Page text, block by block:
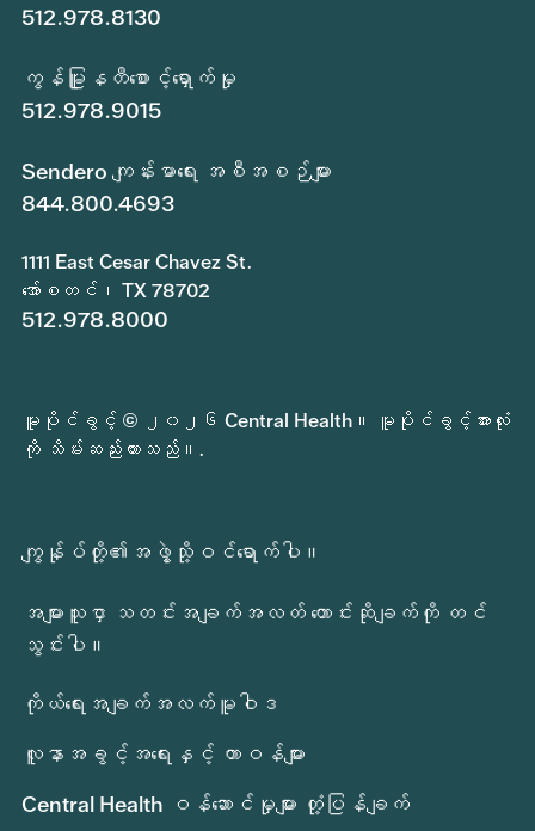
512.978.8130
ကွန်မြူနတီစောင့်ရှောက်မှု
512.978.9015
Sendero ကျန်းမာရေး အစီအစဉ်များ
844.800.4693
1111 East Cesar Chavez St.
အော်စတင်၊ TX 78702
512.978.8000
မူပိုင်ခွင့် © ၂၀၂၆ Central Health။ မူပိုင်ခွင့်အားလုံး
ကို သိမ်းဆည်းထားသည်။.
ကျွန်ုပ်တို့၏အဖွဲ့သို့ဝင်ရောက်ပါ။
အများသူငှာ သတင်းအချက်အလတ် တောင်းဆိုချက်ကို တင်
သွင်းပါ။
ကိုယ်ရေးအချက်အလက်မူဝါဒ
လူနာအခွင့်အရေးနှင့် တာဝန်များ
Central Health ဝန်ဆောင်မှုများ တုံ့ပြန်ချက်